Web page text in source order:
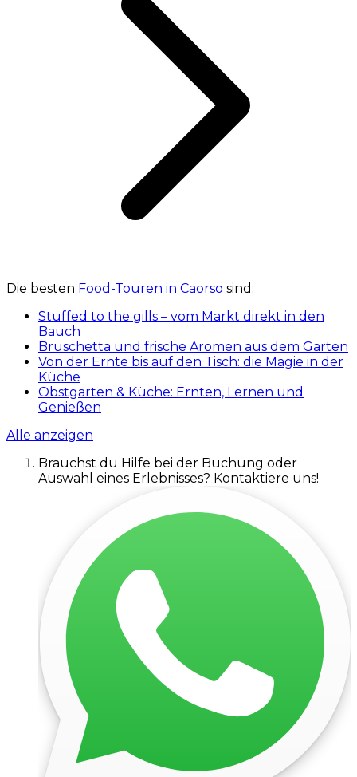
Die besten Food-Touren in Caorso sind:
Stuffed to the gills – vom Markt direkt in den
Bauch
Bruschetta und frische Aromen aus dem Garten
Von der Ernte bis auf den Tisch: die Magie in der
Küche
Obstgarten & Küche: Ernten, Lernen und
Genießen
Alle anzeigen
Brauchst du Hilfe bei der Buchung oder
Auswahl eines Erlebnisses? Kontaktiere uns!